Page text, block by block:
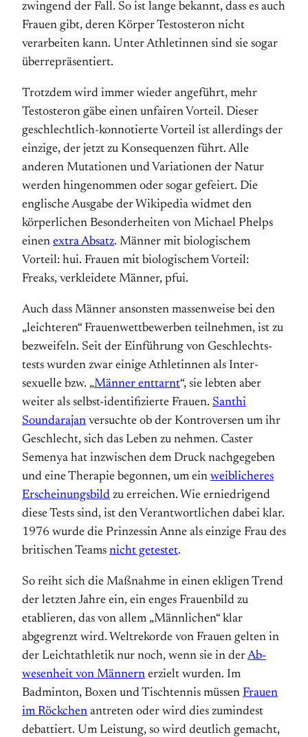
zwingend der Fall. So ist lange bekannt, dass es auch
Frauen gibt, deren Körper Testosteron nicht
verarbeiten kann. Unter Athletinnen sind sie sogar
überrepräsentiert.
Trotzdem wird immer wieder angeführt, mehr
Testosteron gäbe einen unfairen Vorteil. Dieser
geschlechtlich-konnotierte Vorteil ist allerdings der
einzige, der jetzt zu Konsequenzen führt. Alle
anderen Mutationen und Variationen der Natur
werden hingenommen oder sogar gefeiert. Die
englische Ausgabe der Wikipedia widmet den
körperlichen Besonderheiten von Michael Phelps
einen extra Absatz. Männer mit biologischem
Vorteil: hui. Frauen mit biologischem Vorteil:
Freaks, verkleidete Männer, pfui.
Auch dass Männer ansonsten massen­weise bei den
„leichteren“ Frauen­wett­be­werben teil­nehmen, ist zu
bezweifeln. Seit der Einführung von Ge­schlechts­
tests wurden zwar einige Athletinnen als Inter­
sexuelle bzw. „Männer enttarnt“, sie lebten aber
weiter als selbst-identifizierte Frauen. Santhi
Soundarajan versuchte ob der Kontro­versen um ihr
Geschlecht, sich das Leben zu nehmen. Caster
Semenya hat inzwischen dem Druck nach­gegeben
und eine Therapie be­gonnen, um ein weiblicheres
Erscheinungs­bild zu erreichen. Wie er­niedrigend
diese Tests sind, ist den Ver­ant­wort­lichen dabei klar.
1976 wurde die Prinzessin Anne als einzige Frau des
britischen Teams nicht getestet.
So reiht sich die Maßnahme in einen ekligen Trend
der letzten Jahre ein, ein enges Frauenbild zu
etablieren, das von allem „Männlichen“ klar
abgegrenzt wird. Welt­re­korde von Frauen gelten in
der Leichtathletik nur noch, wenn sie in derAb­
wesen­heit von Männern erzielt wurden. Im
Badminton, Boxen und Tischtennis müssen Frauen
im Röckchen antreten oder wird dies zumindest
debattiert. Um Leistung, so wird deutlich gemacht,